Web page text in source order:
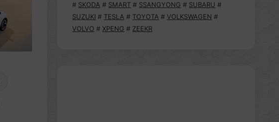
# SKODA # SMART # SSANGYONG # SUBARU #
SUZUKI # TESLA # TOYOTA # VOLKSWAGEN #
VOLVO # XPENG # ZEEKR